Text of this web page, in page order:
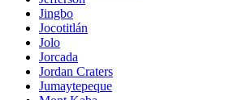
Jingbo
Jocotitlán
Jolo
Jorcada
Jordan Craters
Jumaytepeque